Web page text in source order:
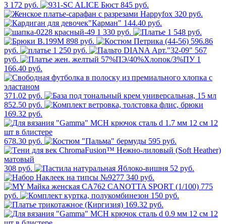
3 172 руб.
845 руб.
320 руб.
144.40 руб.
1 330 руб.
1 548 руб.
898 руб.
596.86
руб.
1 250 руб.
567
руб.
1
166.40 руб.
371.02 руб.
852.50 руб.
169.32 руб.
678.30 руб. 595 руб.
308 руб.
52 руб.
340 руб.
775
руб.
150 руб.
169.32 руб.